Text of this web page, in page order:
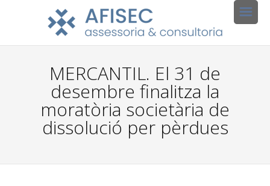
MERCANTIL. El 31 de
desembre finalitza la
moratòria societària de
dissolució per pèrdues